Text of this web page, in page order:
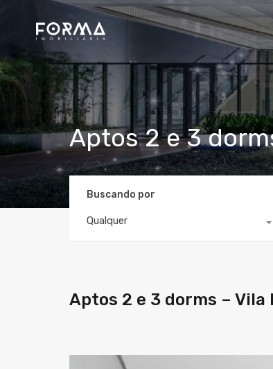
Aptos 2 e 3
Buscando por
Qualquer
Aptos 2 e 3 dorms – Vila